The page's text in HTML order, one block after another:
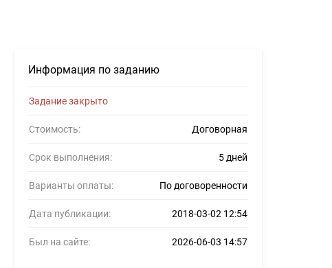
Информация по заданию
Задание закрыто
Стоимость: Договорная
Срок выполнения: 5 дней
Варианты оплаты: По договоренности
Дата публикации: 2018-03-02 12:54
Был на сайте: 2026-06-03 14:57